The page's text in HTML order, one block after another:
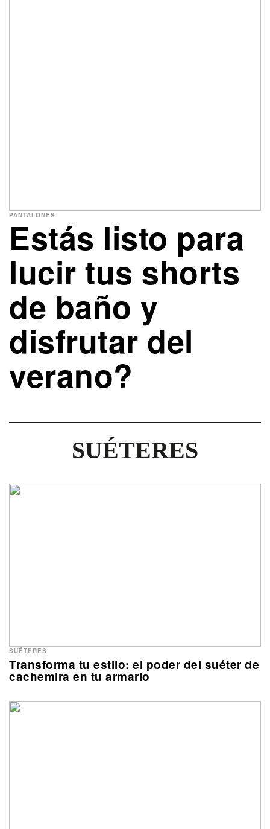
Estás listo para
lucir tus shorts
de baño y
disfrutar del
verano?
PANTALONES
SUÉTERES
Transforma tu estilo: el poder del suéter de
cachemira en tu armario
SUÉTERES